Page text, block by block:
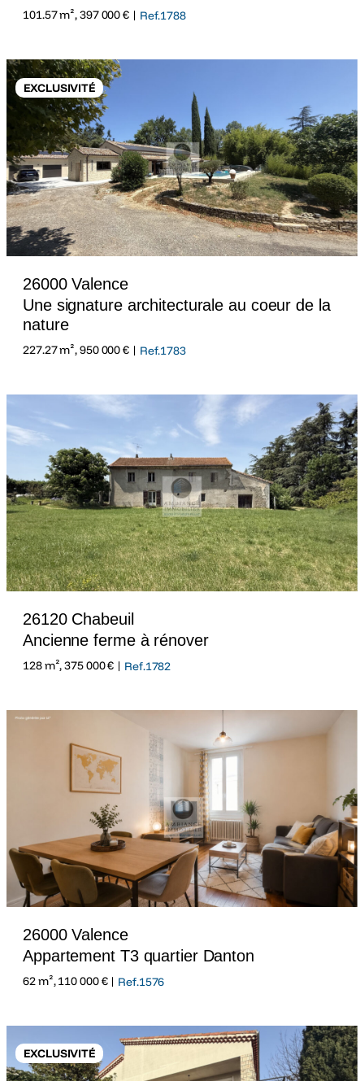
101.57 m², 397 000 € | Ref.1788
EXCLUSIVITÉ
26000 Valence
Une signature architecturale au coeur de la
nature
227.27 m², 950 000 € | Ref.1783
26120 Chabeuil
Ancienne ferme à rénover
128 m², 375 000 € | Ref.1782
26000 Valence
Appartement T3 quartier Danton
62 m², 110 000 € | Ref.1576
EXCLUSIVITÉ